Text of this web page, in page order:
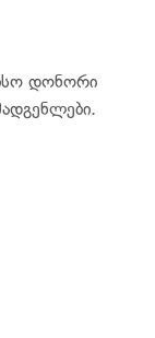
დონორი